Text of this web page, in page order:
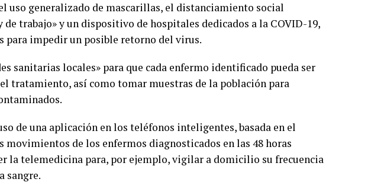
uso generalizado de mascarillas, el distanciamiento social
trabajo» y un dispositivo de hospitales dedicados a la COVID-19,
para impedir un posible retorno del virus.
sanitarias locales» para que cada enfermo identificado pueda ser
tratamiento, así como tomar muestras de la población para
de una aplicación en los teléfonos inteligentes, basada en el
movimientos de los enfermos diagnosticados en las 48 horas
la telemedicina para, por ejemplo, vigilar a domicilio su frecuencia
sangre.